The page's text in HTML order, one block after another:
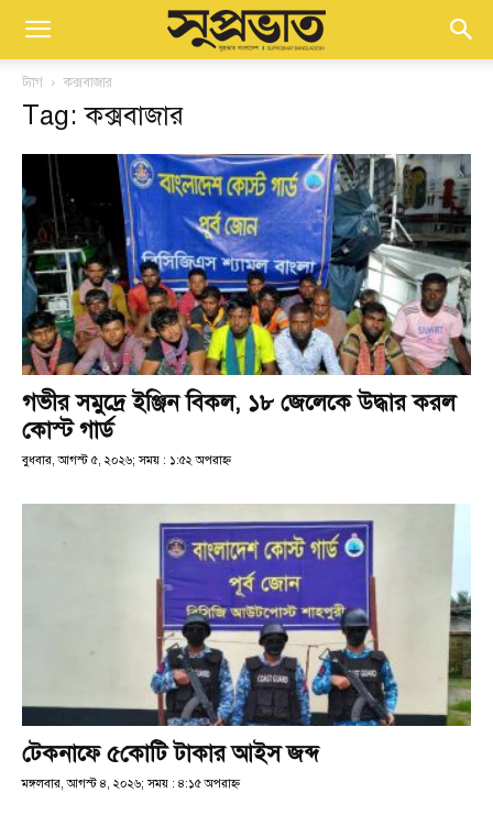
ট্যাগ কক্সবাজার
Tag: কক্সবাজার
গভীর সমুদ্রে ইঞ্জিন বিকল, ১৮ জেলেকে উদ্ধার করল
কোস্ট গার্ড
বুধবার, আগস্ট ৫, ২০২৬; সময় : ১:৫২ অপরাহ্ণ
টেকনাফে ৫কোটি টাকার আইস জব্দ
মঙ্গলবার, আগস্ট ৪, ২০২৬; সময় : ৪:১৫ অপরাহ্ণ